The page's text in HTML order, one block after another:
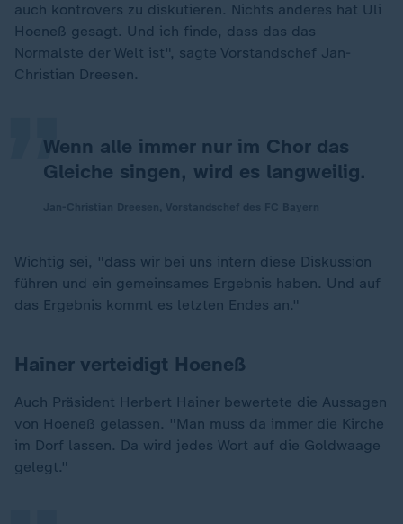
auch kontrovers zu diskutieren. Nichts anderes hat Uli
Hoeneß gesagt. Und ich finde, dass das das
Normalste der Welt ist", sagte Vorstandschef Jan-
Christian Dreesen.
Wenn alle immer nur im Chor das
Gleiche singen, wird es langweilig.
„
Wichtig sei, "dass wir bei uns intern diese Diskussion
führen und ein gemeinsames Ergebnis haben. Und auf
das Ergebnis kommt es letzten Endes an."
Hainer verteidigt Hoeneß
Auch Präsident Herbert Hainer bewertete die Aussagen
von Hoeneß gelassen. "Man muss da immer die Kirche
im Dorf lassen. Da wird jedes Wort auf die Goldwaage
gelegt."
„